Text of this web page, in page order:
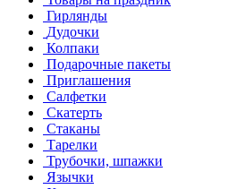
Гирлянды
Дудочки
Колпаки
Подарочные пакеты
Приглашения
Салфетки
Скатерть
Стаканы
Тарелки
Трубочки, шпажки
Язычки